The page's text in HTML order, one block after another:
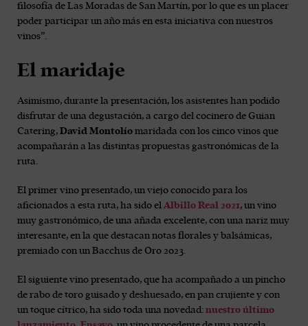
filosofía de Las Moradas de San Martín, por lo que es un placer
poder participar un año más en esta iniciativa con nuestros
vinos”.
El maridaje
Asimismo, durante la presentación, los asistentes han podido
disfrutar de una degustación, a cargo del cocinero de Guian
Catering, David Montolío maridada con los cinco vinos que
acompañarán a las distintas propuestas gastronómicas de la
ruta.
El primer vino presentado, un viejo conocido para los
aficionados a esta ruta, ha sido el Albillo Real 2021, un vino
muy gastronómico, de una añada excelente, con una nariz muy
interesante, en la que destacan notas florales y balsámicas,
premiado con un Bacchus de Oro 2023.
El siguiente vino presentado, que ha acompañado a un pincho
de rabo de toro guisado y deshuesado, en pan crujiente y con
un toque cítrico, ha sido toda una novedad: nuestro último